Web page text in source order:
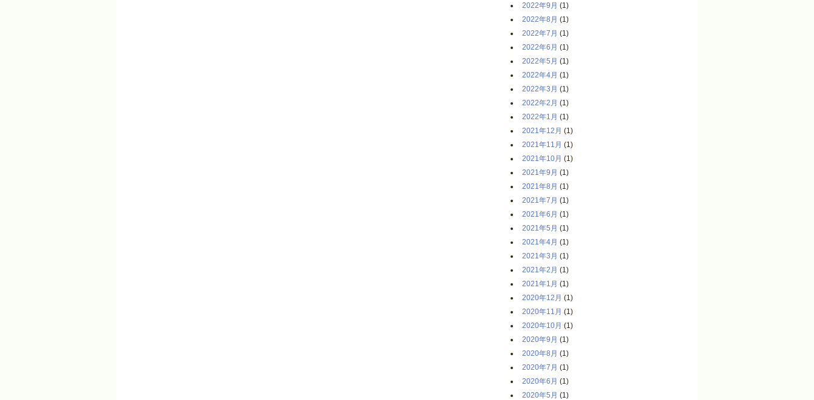
2022年9月 (1)
2022年8月 (1)
2022年7月 (1)
2022年6月 (1)
2022年5月 (1)
2022年4月 (1)
2022年3月 (1)
2022年2月 (1)
2022年1月 (1)
2021年12月 (1)
2021年11月 (1)
2021年10月 (1)
2021年9月 (1)
2021年8月 (1)
2021年7月 (1)
2021年6月 (1)
2021年5月 (1)
2021年4月 (1)
2021年3月 (1)
2021年2月 (1)
2021年1月 (1)
2020年12月 (1)
2020年11月 (1)
2020年10月 (1)
2020年9月 (1)
2020年8月 (1)
2020年7月 (1)
2020年6月 (1)
2020年5月 (1)